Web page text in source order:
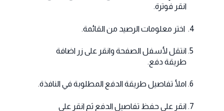
انقر فوترة.
اختر معلومات الرصيد من القائمة.
انتقل لأسفل الصفحة وانقر على زر اضافة
طريقة دفع.
املأ تفاصيل طريقة الدفع المطلوبة في النافذة.
انقر على حفظ تفاصيل الدفع ثم انقر على